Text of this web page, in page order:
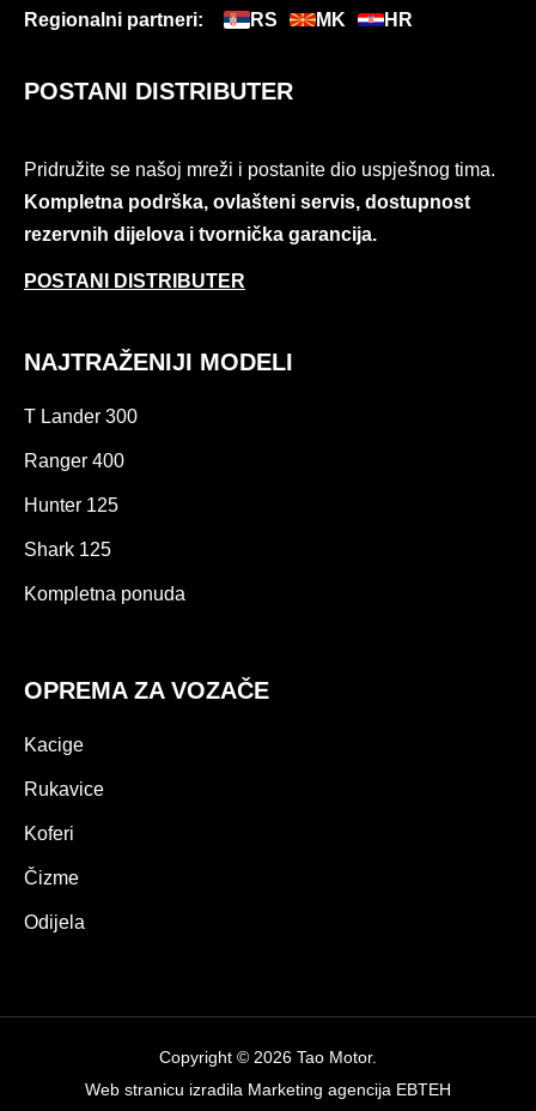
Regionalni partneri: RS MK HR
POSTANI DISTRIBUTER
Pridružite se našoj mreži i postanite dio uspješnog tima.
Kompletna podrška, ovlašteni servis, dostupnost
rezervnih dijelova i tvornička garancija.
POSTANI DISTRIBUTER
NAJTRAŽENIJI MODELI
T Lander 300
Ranger 400
Hunter 125
Shark 125
Kompletna ponuda
OPREMA ZA VOZAČE
Kacige
Rukavice
Koferi
Čizme
Odijela
Copyright © 2026 Tao Motor.
Web stranicu izradila Marketing agencija EBTEH